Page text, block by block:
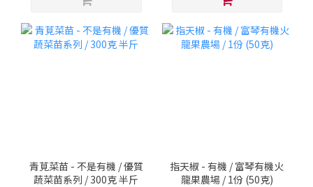
青莧菜苗 - 不是有機 / 優質
蔬菜苗系列 / 300克 半斤
指天椒 - 有機 / 富琴有機火
龍果農場 / 1份 (50克)